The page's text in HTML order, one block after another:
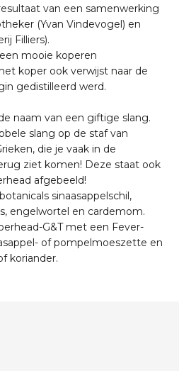
van een samenwerking
(Yvan Vindevogel) en
Filliers).
mooie koperen
koper ook verwijst naar de
gedistilleerd werd.
naam van een giftige slang.
slang op de staf van
die je vaak in de
ziet komen! Deze staat ook
afgebeeld!
sinaasappelschil,
engelwortel en cardemom.
G&T met een Fever-
of pompelmoeszette en
koriander.